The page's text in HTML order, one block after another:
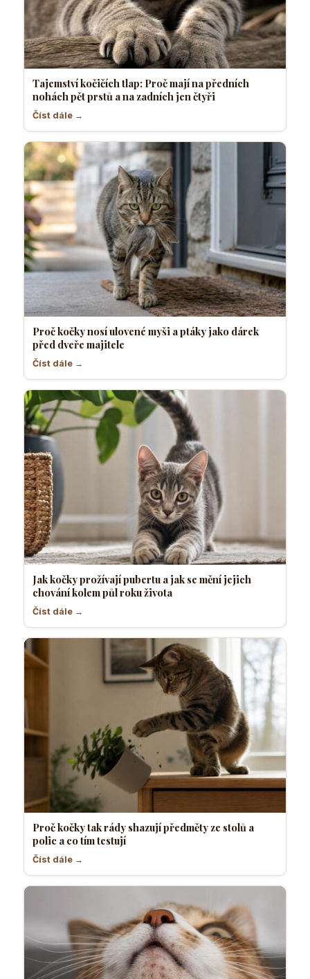
Tajemství kočičích tlap: Proč mají na předních
nohách pět prstů a na zadních jen čtyři
Číst dále →
Proč kočky nosí ulovené myši a ptáky jako dárek
před dveře majitele
Číst dále →
Jak kočky prožívají pubertu a jak se mění jejich
chování kolem půl roku života
Číst dále →
Proč kočky tak rády shazují předměty ze stolů a
polic a co tím testují
Číst dále →